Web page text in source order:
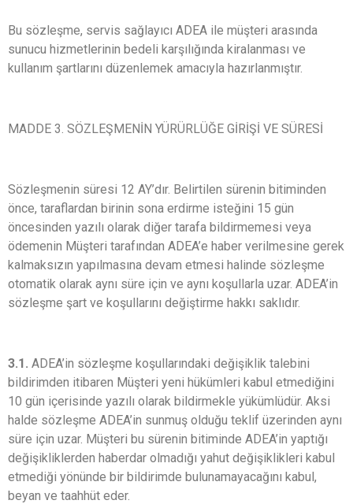
Bu sözleşme, servis sağlayıcı ADEA ile müşteri arasında
sunucu hizmetlerinin bedeli karşılığında kiralanması ve
kullanım şartlarını düzenlemek amacıyla hazırlanmıştır.
MADDE 3. SÖZLEŞMENİN YÜRÜRLÜĞE GİRİŞİ VE SÜRESİ
Sözleşmenin süresi 12 AY’dır. Belirtilen sürenin bitiminden
önce, taraflardan birinin sona erdirme isteğini 15 gün
öncesinden yazılı olarak diğer tarafa bildirmemesi veya
ödemenin Müşteri tarafından ADEA’e haber verilmesine gerek
kalmaksızın yapılmasına devam etmesi halinde sözleşme
otomatik olarak aynı süre için ve aynı koşullarla uzar. ADEA’in
sözleşme şart ve koşullarını değiştirme hakkı saklıdır.
3.1. ADEA’in sözleşme koşullarındaki değişiklik talebini
bildirimden itibaren Müşteri yeni hükümleri kabul etmediğini
10 gün içerisinde yazılı olarak bildirmekle yükümlüdür. Aksi
halde sözleşme ADEA’in sunmuş olduğu teklif üzerinden aynı
süre için uzar. Müşteri bu sürenin bitiminde ADEA’in yaptığı
değişikliklerden haberdar olmadığı yahut değişiklikleri kabul
etmediği yönünde bir bildirimde bulunamayacağını kabul,
beyan ve taahhüt eder.